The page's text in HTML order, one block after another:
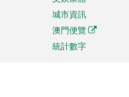
城市資訊
澳門便覽
統計數字